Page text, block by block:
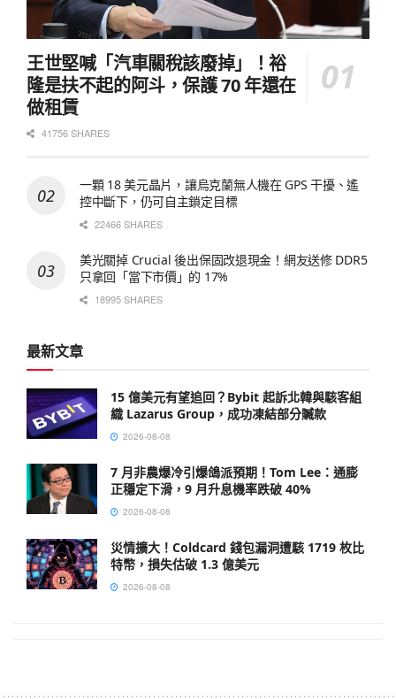
王世堅喊「汽車關稅該廢掉」！裕
隆是扶不起的阿斗，保護 70 年還在
做租賃
41756 SHARES
一顆 18 美元晶片，讓烏克蘭無人機在 GPS 干擾、遙
控中斷下，仍可自主鎖定目標
22466 SHARES
美光關掉 Crucial 後出保固改退現金！網友送修 DDR5
只拿回「當下市價」的 17%
18995 SHARES
最新文章
15 億美元有望追回？Bybit 起訴北韓與駭客組
織 Lazarus Group，成功凍結部分贓款
2026-08-08
7 月非農爆冷引爆鴿派預期！Tom Lee：通膨
正穩定下滑，9 月升息機率跌破 40%
2026-08-08
災情擴大！Coldcard 錢包漏洞遭駭 1719 枚比
特幣，損失估破 1.3 億美元
2026-08-08